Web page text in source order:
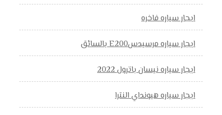
ايجار سياره فاخره
ايجار سياره مرسيدسE200 بالسائق
ايجار سياره نيسان باترول 2022
ايجار سياره هيونداي النترا